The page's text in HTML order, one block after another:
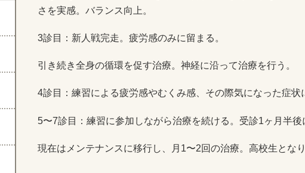
さを実感。バランス向上。
3診目：新人戦完走。疲労感のみに留まる。
引き続き全身の循環を促す治療。神経に沿って治療を行う。
4診目：練習による疲労感やむくみ感、その際気になった症状
5〜7診目：練習に参加しながら治療を続ける。受診1ヶ月半
現在はメンテナンスに移行し、月1〜2回の治療。高校生とな